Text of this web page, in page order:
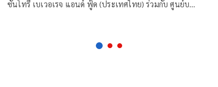
ซันโทรี่ เบเวอเรจ แอนด์ ฟู้ด (ประเทศไทย) ร่วมกับ ศูนย์บ…